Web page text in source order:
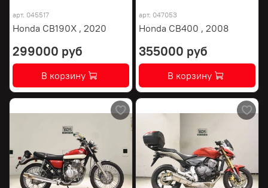
арт. 045517
Honda CB190X , 2020
299000 руб
В корзину
арт. 047053
Honda CB400 , 2008
355000 руб
В корзину